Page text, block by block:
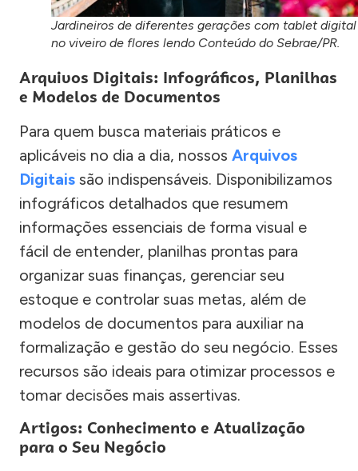
Jardineiros de diferentes gerações com tablet digital
no viveiro de flores lendo Conteúdo do Sebrae/PR.
Arquivos Digitais: Infográficos, Planilhas
e Modelos de Documentos
Para quem busca materiais práticos e
aplicáveis no dia a dia, nossos Arquivos
Digitais são indispensáveis. Disponibilizamos
infográficos detalhados que resumem
informações essenciais de forma visual e
fácil de entender, planilhas prontas para
organizar suas finanças, gerenciar seu
estoque e controlar suas metas, além de
modelos de documentos para auxiliar na
formalização e gestão do seu negócio. Esses
recursos são ideais para otimizar processos e
tomar decisões mais assertivas.
Artigos: Conhecimento e Atualização
para o Seu Negócio